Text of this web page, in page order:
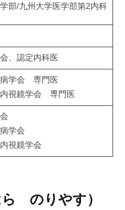
部/九州大学医学部第2内科
、認定内科医
病学会 専門医
内視鏡学会 専門医
学会
視鏡学会
のりやす）